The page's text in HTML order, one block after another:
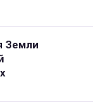
Земли